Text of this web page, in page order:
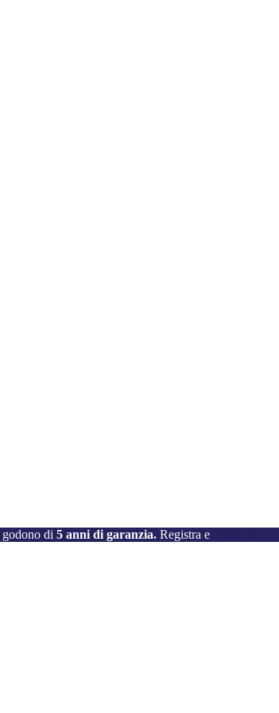
godono di 5 anni di garanzia. Registra e